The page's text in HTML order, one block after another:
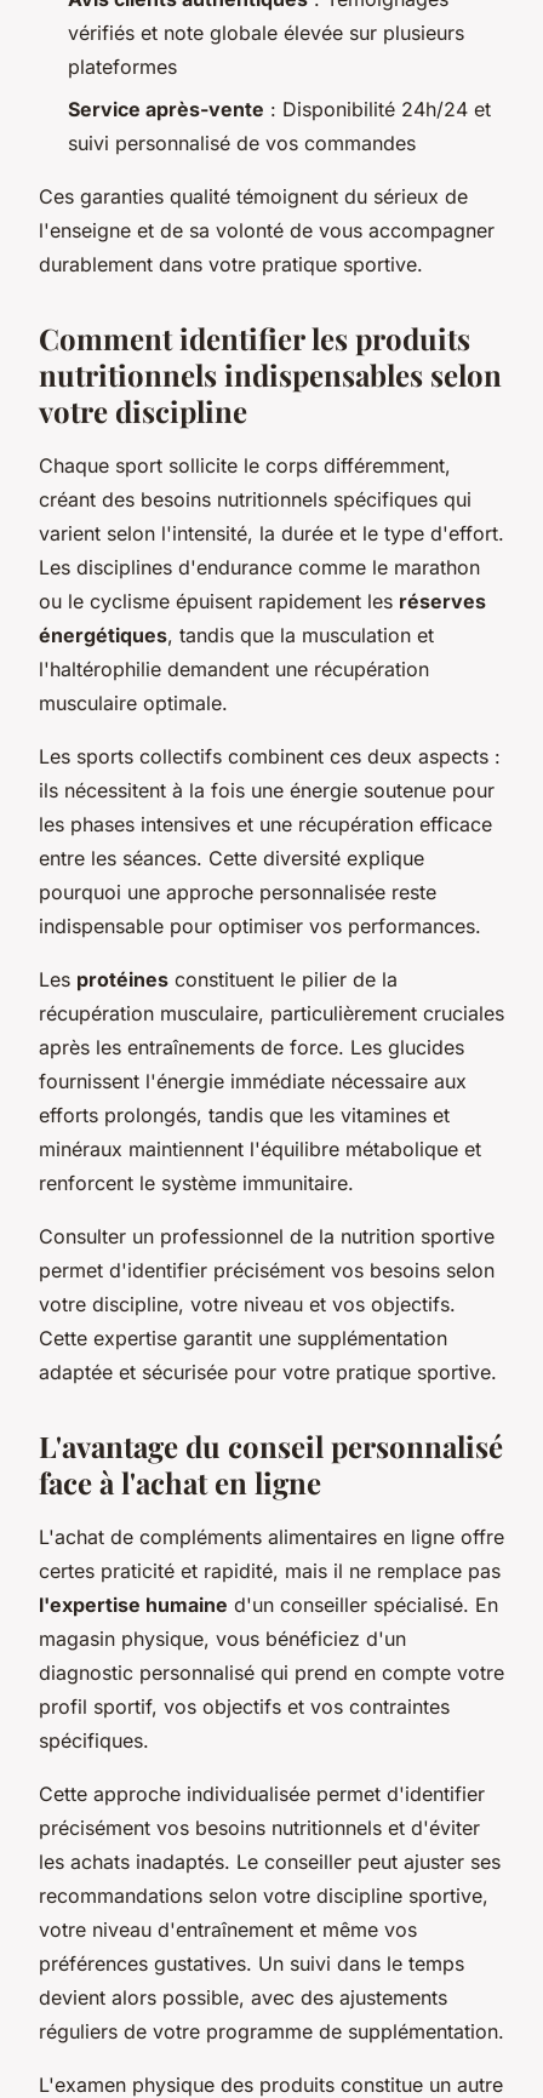
vérifiés et note globale élevée sur plusieurs
plateformes
Service après-vente : Disponibilité 24h/24 et
suivi personnalisé de vos commandes
Ces garanties qualité témoignent du sérieux de
l'enseigne et de sa volonté de vous accompagner
durablement dans votre pratique sportive.
Comment identifier les produits
nutritionnels indispensables selon
votre discipline
Chaque sport sollicite le corps différemment,
créant des besoins nutritionnels spécifiques qui
varient selon l'intensité, la durée et le type d'effort.
Les disciplines d'endurance comme le marathon
ou le cyclisme épuisent rapidement les réserves
énergétiques, tandis que la musculation et
l'haltérophilie demandent une récupération
musculaire optimale.
Les sports collectifs combinent ces deux aspects :
ils nécessitent à la fois une énergie soutenue pour
les phases intensives et une récupération efficace
entre les séances. Cette diversité explique
pourquoi une approche personnalisée reste
indispensable pour optimiser vos performances.
Les protéines constituent le pilier de la
récupération musculaire, particulièrement cruciales
après les entraînements de force. Les glucides
fournissent l'énergie immédiate nécessaire aux
efforts prolongés, tandis que les vitamines et
minéraux maintiennent l'équilibre métabolique et
renforcent le système immunitaire.
Consulter un professionnel de la nutrition sportive
permet d'identifier précisément vos besoins selon
votre discipline, votre niveau et vos objectifs.
Cette expertise garantit une supplémentation
adaptée et sécurisée pour votre pratique sportive.
L'avantage du conseil personnalisé
face à l'achat en ligne
L'achat de compléments alimentaires en ligne offre
certes praticité et rapidité, mais il ne remplace pas
l'expertise humaine d'un conseiller spécialisé. En
magasin physique, vous bénéficiez d'un
diagnostic personnalisé qui prend en compte votre
profil sportif, vos objectifs et vos contraintes
spécifiques.
Cette approche individualisée permet d'identifier
précisément vos besoins nutritionnels et d'éviter
les achats inadaptés. Le conseiller peut ajuster ses
recommandations selon votre discipline sportive,
votre niveau d'entraînement et même vos
préférences gustatives. Un suivi dans le temps
devient alors possible, avec des ajustements
réguliers de votre programme de supplémentation.
L'examen physique des produits constitue un autre